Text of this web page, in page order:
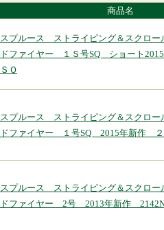
商品名
スプルース ストライピング＆スクロ
ドファイヤー １Ｓ号SQ ショート
ＳＱ
スプルース ストライピング＆スクロ
ドファイヤー １号SQ 2015年新作 ２
スプルース ストライピング＆スクロ
ドファイヤー 2号 2013年新作